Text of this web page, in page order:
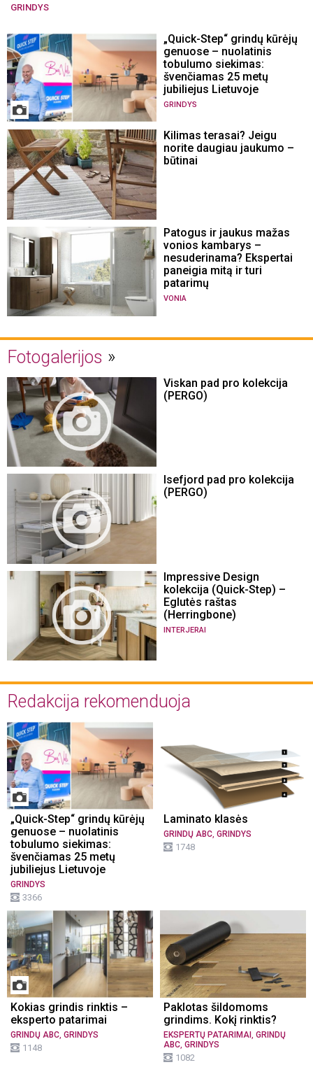
GRINDYS
„Quick-Step“ grindų kūrėjų
genuose – nuolatinis
tobulumo siekimas:
švenčiamas 25 metų
jubiliejus Lietuvoje
GRINDYS
Kilimas terasai? Jeigu
norite daugiau jaukumo –
būtinai
Patogus ir jaukus mažas
vonios kambarys –
nesuderinama? Ekspertai
paneigia mitą ir turi
patarimų
VONIA
Fotogalerijos
Viskan pad pro kolekcija
(PERGO)
Isefjord pad pro kolekcija
(PERGO)
Impressive Design
kolekcija (Quick-Step) –
Eglutės raštas
(Herringbone)
INTERJERAI
Redakcija rekomenduoja
„Quick-Step“ grindų kūrėjų
genuose – nuolatinis
tobulumo siekimas:
švenčiamas 25 metų
jubiliejus Lietuvoje
GRINDYS
3366
Laminato klasės
GRINDŲ ABC GRINDYS
1748
Kokias grindis rinktis –
eksperto patarimai
GRINDŲ ABC GRINDYS
1148
Paklotas šildomoms
grindims. Kokį rinktis?
EKSPERTŲ PATARIMAI
GRINDŲ
ABC GRINDYS
1082